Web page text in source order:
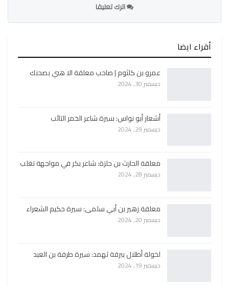
اترك تعليقا
أقراء ايضا
عمرو بن كلثوم | صاحب معلقة الا هبي بصحنك
ديسمبر 30, 2024
أشعار أبو نواس: سيرة شاعر الخمر التائب
ديسمبر 29, 2024
معلقة الحارث بن حلزة: شاعر بكر في مواجهة تغلب
ديسمبر 28, 2024
معلقة زهير بن أبي سلمى: سيرة حكيم الشعراء
ديسمبر 20, 2024
لخولة أطلال ببرقة ثهمد: سيرة طرفة بن العبد
ديسمبر 19, 2024